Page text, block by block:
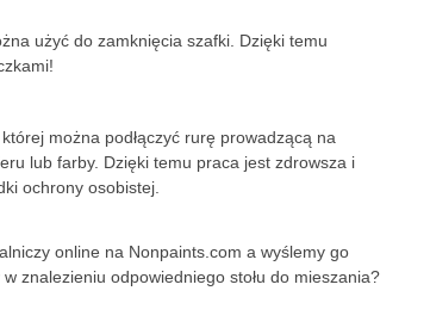
użyć do zamknięcia szafki. Dzięki temu
można podłączyć rurę prowadzącą na
lub farby. Dzięki temu praca jest zdrowsza i
ochrony osobistej.
online na Nonpaints.com a wyślemy go
znalezieniu odpowiedniego stołu do mieszania?